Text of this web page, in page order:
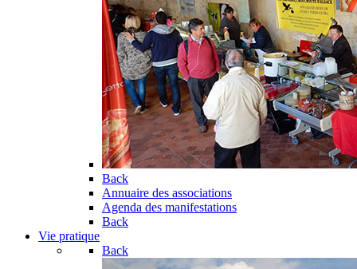
Back
Annuaire des associations
Agenda des manifestations
Back
Vie pratique
Back